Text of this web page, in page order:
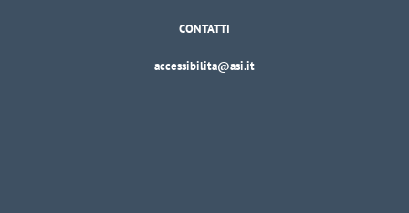
CONTATTI
accessibilita@asi.it